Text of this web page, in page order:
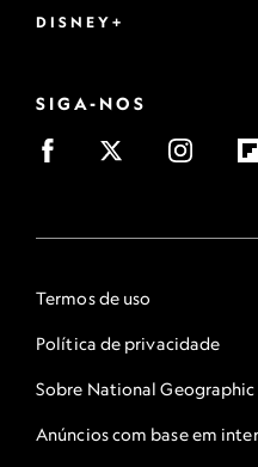
DISNEY+
SIGA-NOS
Termos de uso
Política de privacidade
Sobre National Geographic
Anúncios com base em